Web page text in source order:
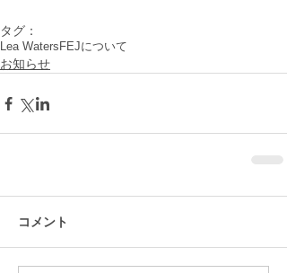
タグ：
Lea Waters FEJについて
お知らせ
コメント